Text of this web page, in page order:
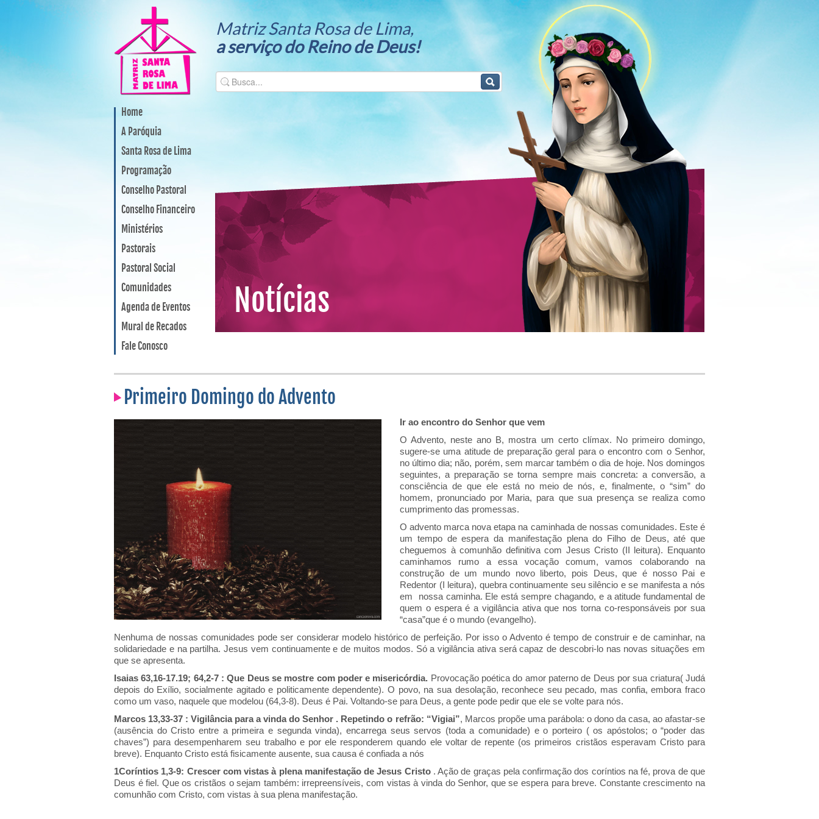
Home
A Paróquia
Santa Rosa de Lima
Programação
Conselho Pastoral
Conselho Financeiro
Ministérios
Pastorais
Pastoral Social
Comunidades
Agenda de Eventos
Mural de Recados
Fale Conosco
Matriz Santa Rosa de Lima,
a serviço do Reino de Deus!
Notícias
Primeiro Domingo do Advento
Ir ao encontro do Senhor que vem
O Advento, neste ano B, mostra um certo clímax. No primeiro domingo,
sugere-se uma atitude de preparação geral para o encontro com o Senhor,
no último dia; não, porém, sem marcar também o dia de hoje. Nos domingos
seguintes, a preparação se torna sempre mais concreta: a conversão, a
consciência de que ele está no meio de nós, e, finalmente, o “sim” do
homem, pronunciado por Maria, para que sua presença se realiza como
cumprimento das promessas.
O advento marca nova etapa na caminhada de nossas comunidades. Este é
um tempo de espera da manifestação plena do Filho de Deus, até que
cheguemos à comunhão definitiva com Jesus Cristo (II leitura). Enquanto
caminhamos rumo a essa vocação comum, vamos colaborando na
construção de um mundo novo liberto, pois Deus, que é nosso Pai e
Redentor (I leitura), quebra continuamente seu silêncio e se manifesta a nós
em nossa caminha. Ele está sempre chagando, e a atitude fundamental de
quem o espera é a vigilância ativa que nos torna co-responsáveis por sua
“casa”que é o mundo (evangelho).
Nenhuma de nossas comunidades pode ser considerar modelo histórico de perfeição. Por isso o Advento é tempo de construir e de caminhar, na
solidariedade e na partilha. Jesus vem continuamente e de muitos modos. Só a vigilância ativa será capaz de descobri-lo nas novas situações em
que se apresenta.
Isaias 63,16-17.19; 64,2-7 : Que Deus se mostre com poder e misericórdia. Provocação poética do amor paterno de Deus por sua criatura( Judá
depois do Exílio, socialmente agitado e politicamente dependente). O povo, na sua desolação, reconhece seu pecado, mas confia, embora fraco
como um vaso, naquele que modelou (64,3-8). Deus é Pai. Voltando-se para Deus, a gente pode pedir que ele se volte para nós.
Marcos 13,33-37 : Vigilância para a vinda do Senhor . Repetindo o refrão: “Vigiai”, Marcos propõe uma parábola: o dono da casa, ao afastar-se
(ausência do Cristo entre a primeira e segunda vinda), encarrega seus servos (toda a comunidade) e o porteiro ( os apóstolos; o “poder das
chaves”) para desempenharem seu trabalho e por ele responderem quando ele voltar de repente (os primeiros cristãos esperavam Cristo para
breve). Enquanto Cristo está fisicamente ausente, sua causa é confiada a nós
1Coríntios 1,3-9: Crescer com vistas à plena manifestação de Jesus Cristo. Ação de graças pela confirmação dos coríntios na fé, prova de que
Deus é fiel. Que os cristãos o sejam também: irrepreensíveis, com vistas à vinda do Senhor, que se espera para breve. Constante crescimento na
comunhão com Cristo, com vistas à sua plena manifestação.